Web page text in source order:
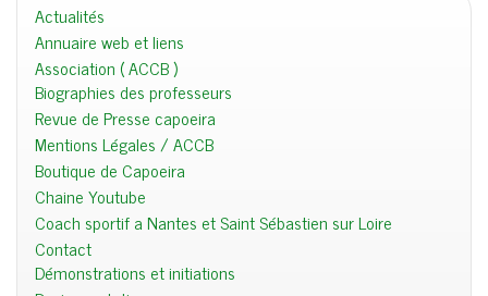
Actualités
Annuaire web et liens
Association ( ACCB )
Biographies des professeurs
Revue de Presse capoeira
Mentions Légales / ACCB
Boutique de Capoeira
Chaine Youtube
Coach sportif a Nantes et Saint Sébastien sur Loire
Contact
Démonstrations et initiations